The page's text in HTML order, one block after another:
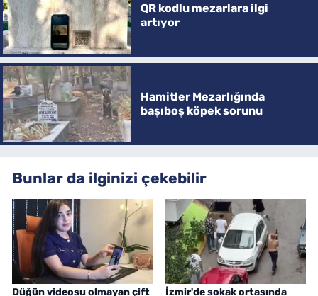
QR kodlu mezarlara ilgi
artıyor
Hamitler Mezarlığında
başıboş köpek sorunu
Bunlar da ilginizi çekebilir
Düğün videosu olmayan çift
İzmir'de sokak ortasında